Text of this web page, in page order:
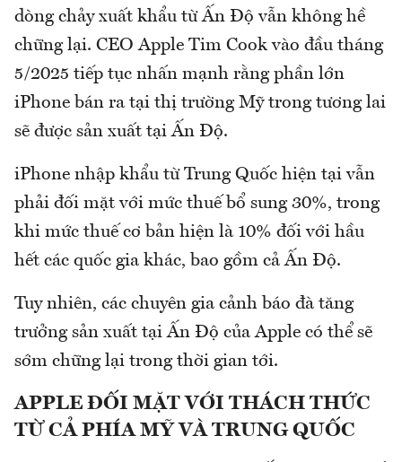
dòng chảy xuất khẩu từ Ấn Độ vẫn không hề
chững lại. CEO Apple Tim Cook vào đầu tháng
5/2025 tiếp tục nhấn mạnh rằng phần lớn
iPhone bán ra tại thị trường Mỹ trong tương lai
sẽ được sản xuất tại Ấn Độ.
iPhone nhập khẩu từ Trung Quốc hiện tại vẫn
phải đối mặt với mức thuế bổ sung 30%, trong
khi mức thuế cơ bản hiện là 10% đối với hầu
hết các quốc gia khác, bao gồm cả Ấn Độ.
Tuy nhiên, các chuyên gia cảnh báo đà tăng
trưởng sản xuất tại Ấn Độ của Apple có thể sẽ
sớm chững lại trong thời gian tới.
APPLE ĐỐI MẶT VỚI THÁCH THỨC
TỪ CẢ PHÍA MỸ VÀ TRUNG QUỐC